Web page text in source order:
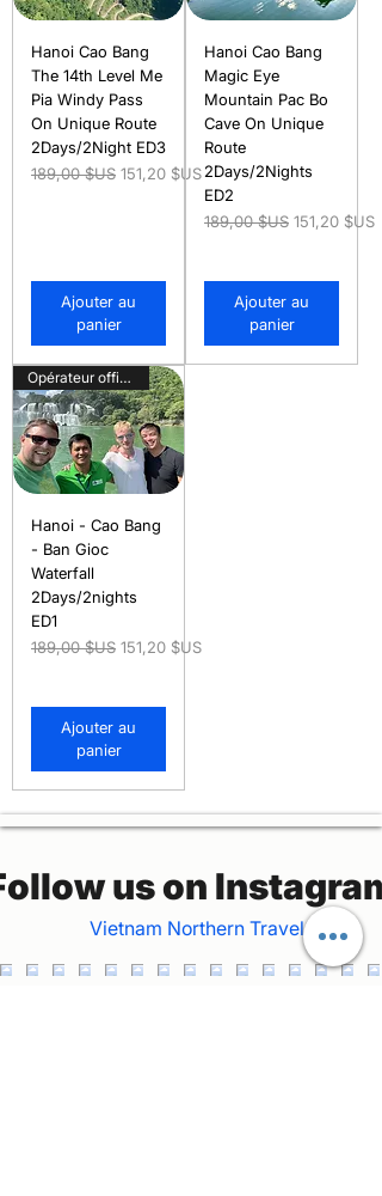
Hanoi Cao Bang
The 14th Level Me
Pia Windy Pass
On Unique Route
2Days/2Night ED3
Prix original
189,00 $US Prix promotionnel
151,20 $US
Ajouter au
panier
Hanoi Cao Bang
Magic Eye
Mountain Pac Bo
Cave On Unique
Route
2Days/2Nights
ED2
Prix original
189,00 $US Prix
151,20 $US
Ajouter au
panier
Opérateur officiel
Hanoi - Cao Bang
- Ban Gioc
Waterfall
2Days/2nights
ED1
Prix original
189,00 $US Prix promotionnel
151,20 $US
Ajouter au
panier
us on Instagram
Vietnam Northern Travel